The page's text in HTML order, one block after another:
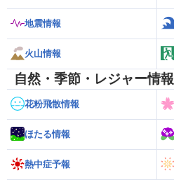
地震情報
火山情報
自然・季節・レジャー情報
花粉飛散情報
ほたる情報
熱中症予報